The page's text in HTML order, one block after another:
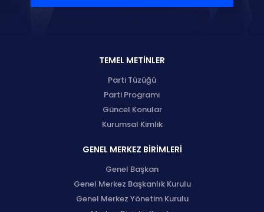
TEMEL METİNLER
Parti Tüzüğü
Parti Programı
Güncel Konular
Kurumsal Kimlik
GENEL MERKEZ BİRİMLERİ
Genel Başkan
Genel Merkez Başkanlık Kurulu
Genel Merkez Yönetim Kurulu